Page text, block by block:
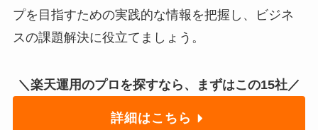
プを目指すための実践的な情報を把握し、ビジネ
スの課題解決に役立てましょう。
＼楽天運用のプロを探すなら、まずはこの15社／
詳細はこちら